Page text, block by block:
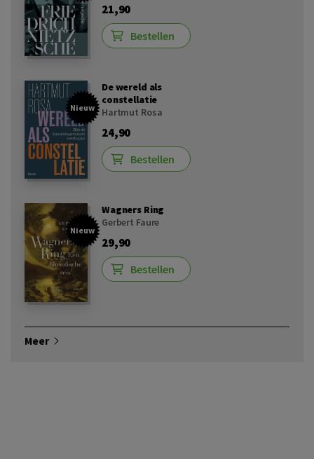
21,90
Bestellen
Nieuw
De wereld als
constellatie
Hartmut Rosa
24,90
Bestellen
Nieuw
Wagners Ring
Gerbert Faure
29,90
Bestellen
Meer